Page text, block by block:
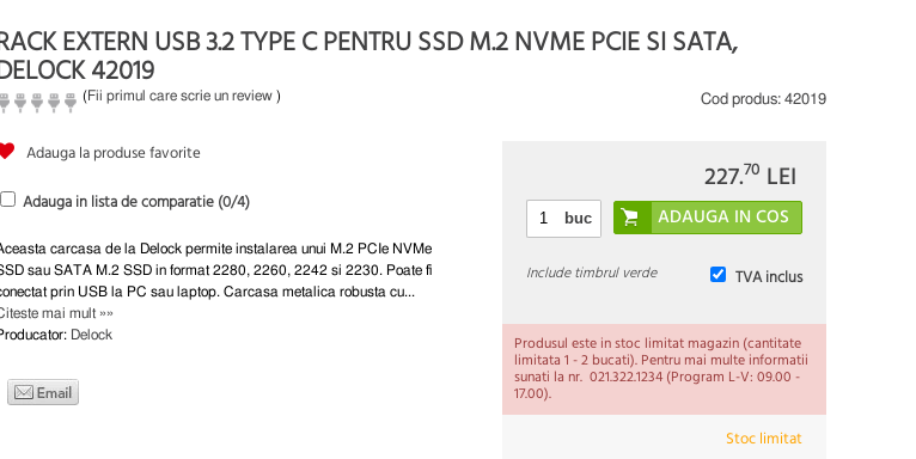
EXTERN USB 3.2 TYPE C PENTRU SSD M.2 NVME PCIE SI SATA,
42019
(Fii primul care scrie un review ) Cod produs: 42019
Adauga la produse favorite
Adauga in lista de comparatie (0/4)
carcasa de la Delock permite instalarea unui M.2 PCIe NVMe
sau SATA M.2 SSD in format 2280, 2260, 2242 si 2230. Poate fi
prin USB la PC sau laptop. Carcasa metalica robusta cu...
mai mult »»
Delock
227.70 LEI
buc
TVA inclus
Include timbrul verde
Produsul este in stoc limitat magazin (cantitate
limitata 1 - 2 bucati). Pentru mai multe informatii
sunati la nr. 021.322.1234 (Program L-V: 09.00 -
17.00).
Stoc limitat